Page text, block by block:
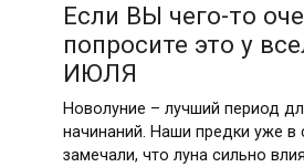
Если ВЫ чего-то
попросите это у
ИЮЛЯ
Новолуние – лучший период
начинаний. Наши предки уже в
замечали, что луна сильно